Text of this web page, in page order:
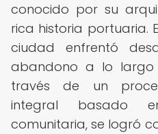
conocido por su
rica historia portuaria.
ciudad enfrentó
abandono a lo
través de un
integral basado
comunitaria, se logró